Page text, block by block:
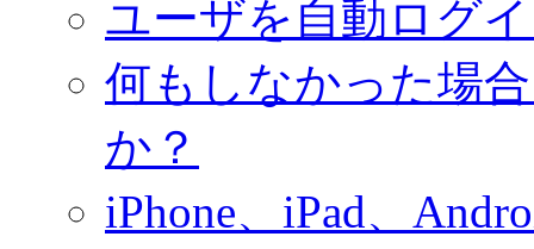
ユーザを自動ログ
何もしなかった場
か？
iPhone、iPad、